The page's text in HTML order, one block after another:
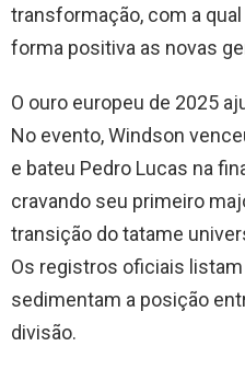
transformação, com a
forma positiva as novas
O ouro europeu de 2025
No evento, Windson
e bateu Pedro Lucas na
cravando seu primeiro
transição do tatame
Os registros oficiais
sedimentam a posição
divisão.